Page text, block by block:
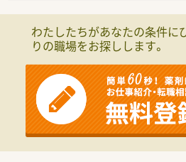
■先輩社員よるOJT研修を実施いた
【法人概要】
■総病床数278床。精神病棟が
価機構認定を受けておられ、精神
ます。
■社会福祉法人として急性期から
ど幅広い施設を持っています。
■ドクター、看護師、介護等チーム
わたしたちがあなたの条件に
りの職場をお探しします。